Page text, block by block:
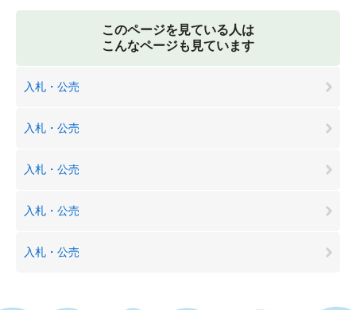
このページを見ている人は
こんなページも見ています
入札・公売
入札・公売
入札・公売
入札・公売
入札・公売